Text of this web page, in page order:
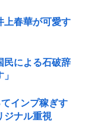
上春華が可愛す
民による石破辞
インプ稼ぎす
ジナル重視